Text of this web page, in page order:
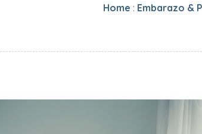
Home : Embarazo &